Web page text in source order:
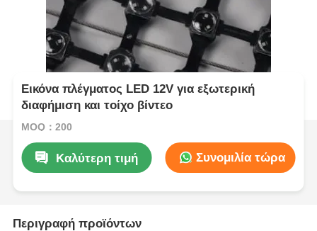
Εικόνα πλέγματος LED 12V για εξωτερική
διαφήμιση και τοίχο βίντεο
MOQ：200
Καλύτερη τιμή Συνομιλία τώρα
Περιγραφή προϊόντων